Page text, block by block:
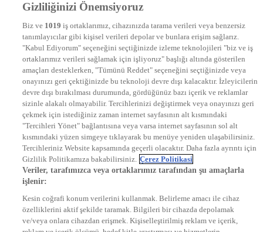
DYG Televizyonlar
STAR
EURO STAR
KRAL POP TV
DYG Radyolar
NTV RADYO
KRAL FM
KRAL POP
EKSEN
VOYAGE
DYG Dijital
ntv.com.tr
ntvspor.net
secim.ntv.com.tr
startv.com.tr
kralmuzik.com.tr
Gizliliğinizi Önemsiyoruz
Biz ve 1019 iş ortaklarımız, cihazınızda tarama verileri veya benzersiz
tanımlayıcılar gibi kişisel verileri depolar ve bunlara erişim sağlarız.
"Kabul Ediyorum" seçeneğini seçtiğinizde izleme teknolojileri "biz ve iş
ortaklarımız verileri sağlamak için işliyoruz" başlığı altında gösterilen
amaçları desteklerken, "Tümünü Reddet" seçeneğini seçtiğinizde veya
onayınızı geri çektiğinizde bu teknoloji devre dışı kalacaktır. İzleyicilerin
devre dışı bırakılması durumunda, gördüğünüz bazı içerik ve reklamlar
sizinle alakalı olmayabilir. Tercihlerinizi değiştirmek veya onayınızı geri
çekmek için istediğiniz zaman internet sayfasının alt kısmındaki
"Tercihleri Yönet" bağlantısına veya varsa internet sayfasının sol alt
kısmındaki yüzen simgeye tıklayarak bu menüye yeniden ulaşabilirsiniz.
Tercihleriniz Website kapsamında geçerli olacaktır. Daha fazla ayrıntı için
Gizlilik Politikamıza bakabilirsiniz. Çerez Politikasi
Veriler, tarafımızca veya ortaklarımız tarafından şu amaçlarla
işlenir:
Kesin coğrafi konum verilerini kullanmak. Belirleme amacı ile cihaz
özelliklerini aktif şekilde taramak. Bilgileri bir cihazda depolamak
ve/veya onlara cihazdan erişmek. Kişiselleştirilmiş reklam ve içerik,